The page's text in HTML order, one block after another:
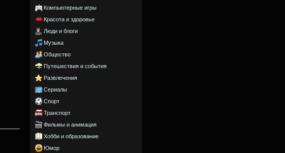
Компьютерные игры
Красота и здоровье
Люди и блоги
Музыка
Общество
Путешествия и события
Развлечения
Сериалы
Спорт
Транспорт
Фильмы и анимация
Хобби и образование
Юмор